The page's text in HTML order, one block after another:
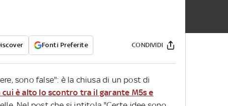
Fonti Preferite CONDIVIDI
sono false": è la chiusa di un post di
cui è alto lo scontro tra il garante M5s e